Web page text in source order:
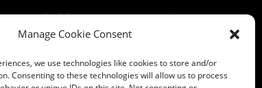
Manage Cookie Consent
we use technologies like cookies to store and/or
Consenting to these technologies will allow us to process
email address, you agree to receive
promotion and to accept the privacy